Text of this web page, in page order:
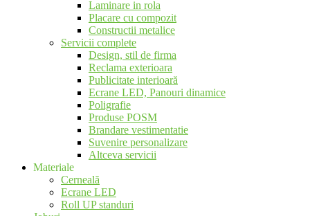
Laminare in rola
Placare cu compozit
Constructii metalice
Servicii complete
Design, stil de firma
Reclama exterioara
Publicitate interioară
Ecrane LED, Panouri dinamice
Poligrafie
Produse POSM
Brandare vestimentatie
Suvenire personalizare
Altceva servicii
Materiale
Cerneală
Ecrane LED
Roll UP standuri